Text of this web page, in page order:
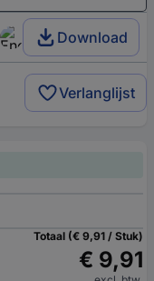
Download
Verlanglijst
Totaal (€ 9,91 / Stuk)
€ 9,91